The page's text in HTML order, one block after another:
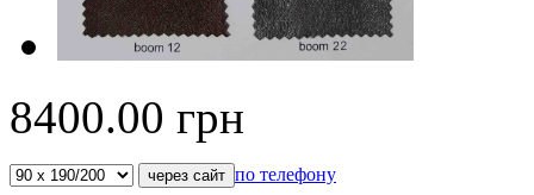
8400.00 грн
по телефону